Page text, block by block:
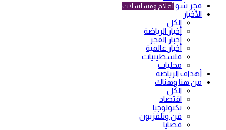
فجر شو أفلام ومسلسلات
الأخبار
الكل
أخبار الرياضة
أخبار الفجر
أخبار عالمية
فلسطينيات
محليات
أهداف الرياضة
من هنا وهناك
الكل
اقتصاد
تكنولوجيا
فن وتلفزيون
قضايا